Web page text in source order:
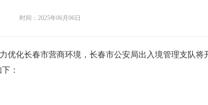
时间： 2025年06月06日
化长春市营商环境，长春市公安局出入境管理支队将
：